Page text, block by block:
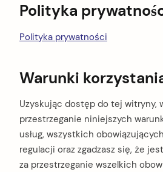
Polityka
Polityka prywatności
Warunki
Uzyskując dostęp do tej witryny,
przestrzeganie niniejszych
usług, wszystkich
regulacji oraz zgadzasz się, że
za przestrzeganie wszelkich